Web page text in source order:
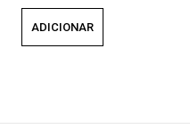
ADICIONAR